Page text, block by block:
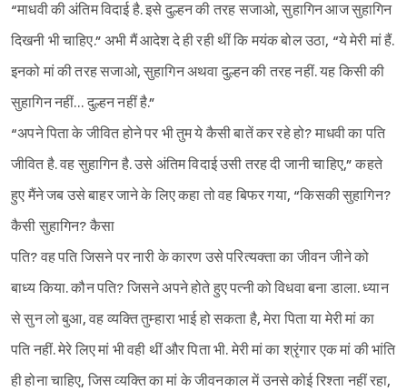
“माधवी की अंतिम विदाई है. इसे दुल्हन की तरह सजाओ, सुहागिन आज सुहागिन
दिखनी भी चाहिए.” अभी मैं आदेश दे ही रही थीं कि मयंक बोल उठा, “ये मेरी मां हैं.
इनको मां की तरह सजाओ, सुहागिन अथवा दुल्हन की तरह नहीं. यह किसी की
सुहागिन नहीं… दुल्हन नहीं है.”
“अपने पिता के जीवित होने पर भी तुम ये कैसी बातें कर रहे हो? माधवी का पति
जीवित है. वह सुहागिन है. उसे अंतिम विदाई उसी तरह दी जानी चाहिए,” कहते
हुए मैंने जब उसे बाहर जाने के लिए कहा तो वह बिफर गया, “किसकी सुहागिन?
कैसी सुहागिन? कैसा
पति? वह पति जिसने पर नारी के कारण उसे परित्यक्ता का जीवन जीने को
बाध्य किया. कौन पति? जिसने अपने होते हुए पत्नी को विधवा बना डाला. ध्यान
से सुन लो बुआ, वह व्यक्ति तुम्हारा भाई हो सकता है, मेरा पिता या मेरी मां का
पति नहीं. मेरे लिए मां भी वही थीं और पिता भी. मेरी मां का श्रृंगार एक मां की भांति
ही होना चाहिए, जिस व्यक्ति का मां के जीवनकाल में उनसे कोई रिश्ता नहीं रहा,